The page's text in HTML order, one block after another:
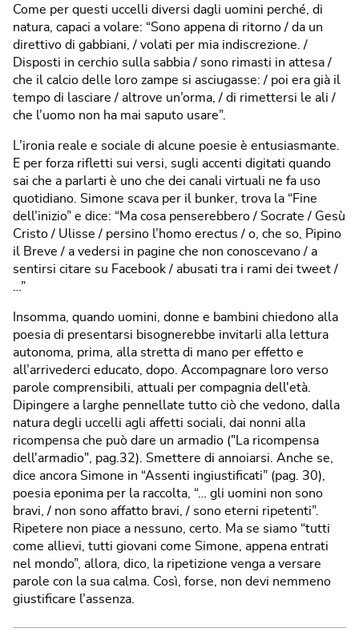
Come per questi uccelli diversi dagli uomini perché, di
natura, capaci a volare: “Sono appena di ritorno / da un
direttivo di gabbiani, / volati per mia indiscrezione. /
Disposti in cerchio sulla sabbia / sono rimasti in attesa /
che il calcio delle loro zampe si asciugasse: / poi era già il
tempo di lasciare / altrove un’orma, / di rimettersi le ali /
che l’uomo non ha mai saputo usare”.
L’ironia reale e sociale di alcune poesie è entusiasmante.
E per forza rifletti sui versi, sugli accenti digitati quando
sai che a parlarti è uno che dei canali virtuali ne fa uso
quotidiano. Simone scava per il bunker, trova la “Fine
dell’inizio” e dice: “Ma cosa penserebbero / Socrate / Gesù
Cristo / Ulisse / persino l’homo erectus / o, che so, Pipino
il Breve / a vedersi in pagine che non conoscevano / a
sentirsi citare su Facebook / abusati tra i rami dei tweet /
…”
Insomma, quando uomini, donne e bambini chiedono alla
poesia di presentarsi bisognerebbe invitarli alla lettura
autonoma, prima, alla stretta di mano per effetto e
all’arrivederci educato, dopo. Accompagnare loro verso
parole comprensibili, attuali per compagnia dell'età.
Dipingere a larghe pennellate tutto ciò che vedono, dalla
natura degli uccelli agli affetti sociali, dai nonni alla
ricompensa che può dare un armadio ("La ricompensa
dell'armadio", pag.32). Smettere di annoiarsi. Anche se,
dice ancora Simone in “Assenti ingiustificati” (pag. 30),
poesia eponima per la raccolta, “… gli uomini non sono
bravi, / non sono affatto bravi, / sono eterni ripetenti”.
Ripetere non piace a nessuno, certo. Ma se siamo “tutti
come allievi, tutti giovani come Simone, appena entrati
nel mondo”, allora, dico, la ripetizione venga a versare
parole con la sua calma. Così, forse, non devi nemmeno
giustificare l’assenza.